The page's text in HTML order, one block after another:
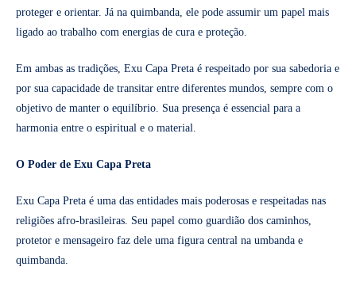
proteger e orientar. Já na quimbanda, ele pode assumir um papel mais
ligado ao trabalho com energias de cura e proteção.
Em ambas as tradições, Exu Capa Preta é respeitado por sua sabedoria e
por sua capacidade de transitar entre diferentes mundos, sempre com o
objetivo de manter o equilíbrio. Sua presença é essencial para a
harmonia entre o espiritual e o material.
O Poder de Exu Capa Preta
Exu Capa Preta é uma das entidades mais poderosas e respeitadas nas
religiões afro-brasileiras. Seu papel como guardião dos caminhos,
protetor e mensageiro faz dele uma figura central na umbanda e
quimbanda.